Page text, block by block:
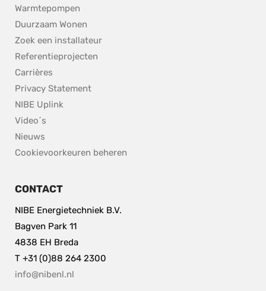
Warmtepompen
Duurzaam Wonen
Zoek een installateur
Referentieprojecten
Carrières
Privacy Statement
NIBE Uplink
Video´s
Nieuws
Cookievoorkeuren beheren
CONTACT
NIBE Energietechniek B.V.
Bagven Park 11
4838 EH Breda
T +31 (0)88 264 2300
info@nibenl.nl